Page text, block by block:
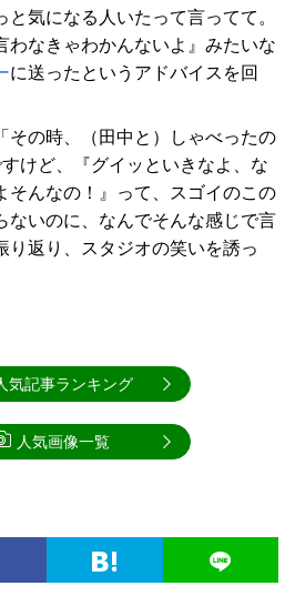
気になる人いたって言ってて。
わなきゃわかんないよ』みたいな
に送ったというアドバイスを回
その時、（田中と）しゃべったの
けど、『グイッといきなよ、な
そんなの！』って、スゴイのこの
ないのに、なんでそんな感じで言
り返り、スタジオの笑いを誘っ
気記事ランキング
人気画像一覧